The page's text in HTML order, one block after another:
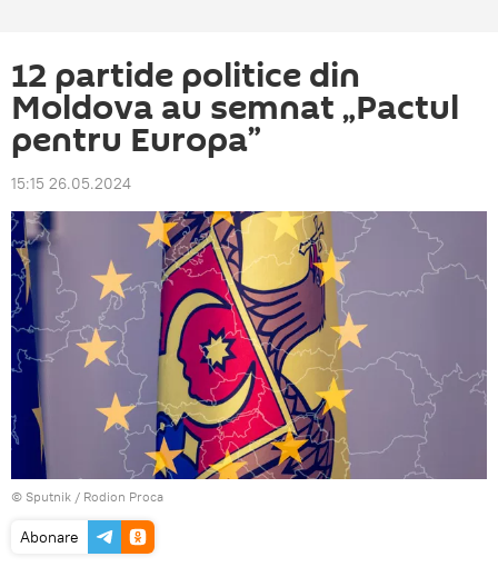
12 partide politice din
Moldova au semnat „Pactul
pentru Europa”
15:15 26.05.2024
© Sputnik / Rodion Proca
Abonare